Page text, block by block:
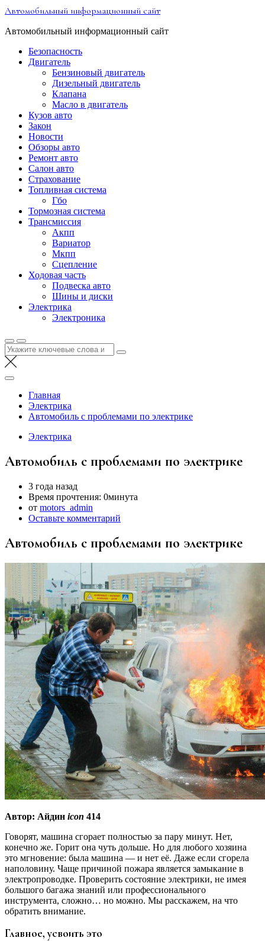
Перейти
содержимому
Автомобильный информационный сайт
Автомобильный информационный сайт
Безопасность
Двигатель
Бензиновый двигатель
Дизельный двигатель
Клапана
Масло в двигатель
Кузов авто
Закон
Новости
Обзоры авто
Ремонт авто
Салон авто
Страхование
Топливная система
Гбо
Тормозная система
Трансмиссия
Акпп
Вариатор
Мкпп
Сцепление
Ходовая часть
Подвеска авто
Шины и диски
Электрика
Электроника
Найти:
Главная
Электрика
Автомобиль с проблемами по электрике
Электрика
Автомобиль с проблемами по электрике
3 года назад
Время прочтения: 0минута
от motors_admin
Оставьте комментарий
Автомобиль с проблемами по электрике
Автор: Айдин icon 414
Говорят, машина сгорает полностью за пару минут. Нет,
конечно же. Горит она чуть дольше. Но для любого хозяина
это мгновение: была машина — и нет её. Даже если сгорела
наполовину. Чаще причиной пожара является замыкание в
электропроводке. Проверить состояние электрики, не имея
большого багажа знаний или профессионального
инструмента, сложно… но можно. Мы расскажем, на что
обратить внимание.
Главное, усвоить это